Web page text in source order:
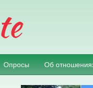
Опросы Об